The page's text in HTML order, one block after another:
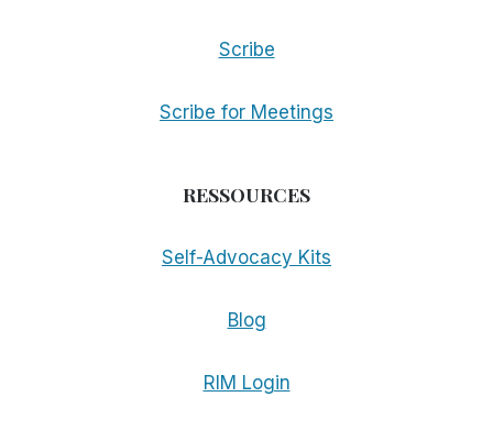
Scribe
Scribe for Meetings
RESSOURCES
Self-Advocacy Kits
Blog
RIM Login